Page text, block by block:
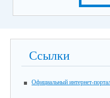
Ссылки
Официальный интернет-